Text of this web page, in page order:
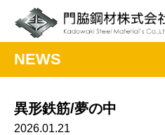
NEWS
異形鉄筋/夢の中
2026.01.21